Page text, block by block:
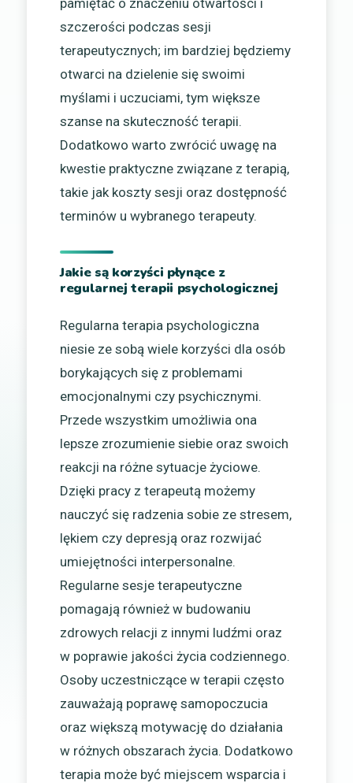
szczerości podczas sesji
terapeutycznych; im bardziej będziemy
otwarci na dzielenie się swoimi
myślami i uczuciami, tym większe
szanse na skuteczność terapii.
Dodatkowo warto zwrócić uwagę na
kwestie praktyczne związane z terapią,
takie jak koszty sesji oraz dostępność
terminów u wybranego terapeuty.
Jakie są korzyści płynące z
regularnej terapii psychologicznej
Regularna terapia psychologiczna
niesie ze sobą wiele korzyści dla osób
borykających się z problemami
emocjonalnymi czy psychicznymi.
Przede wszystkim umożliwia ona
lepsze zrozumienie siebie oraz swoich
reakcji na różne sytuacje życiowe.
Dzięki pracy z terapeutą możemy
nauczyć się radzenia sobie ze stresem,
lękiem czy depresją oraz rozwijać
umiejętności interpersonalne.
Regularne sesje terapeutyczne
pomagają również w budowaniu
zdrowych relacji z innymi ludźmi oraz
w poprawie jakości życia codziennego.
Osoby uczestniczące w terapii często
zauważają poprawę samopoczucia
oraz większą motywację do działania
w różnych obszarach życia. Dodatkowo
terapia może być miejscem wsparcia i